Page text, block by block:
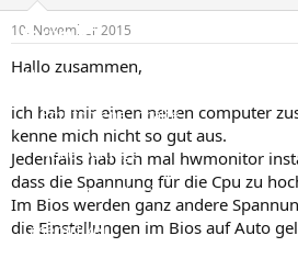
Forum
Aktuelles
Empfohlene Inhalte
Neue Beiträge
Neueste Aktivitäten
Leserartikel
e
r
t
a
10. November 2015
Hallo zusammen,
ich hab mir einen neuen computer
kenne mich nicht so gut aus.
Jedenfalls hab ich mal hwmonitor
dass die Spannung für die Cpu zu
Im Bios werden ganz andere
die Einstellungen im Bios auf Auto